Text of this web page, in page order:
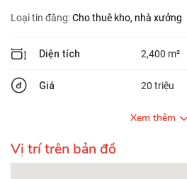
Loại tin đăng:Cho thuê kho, nhà xưởng
Diện tích 2,400 m²
Giá 20 triệu
Xem thêm
Vị trí trên bản đồ